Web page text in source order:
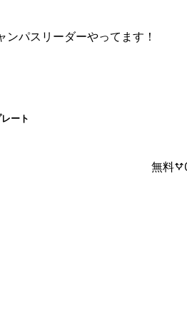
パスリーダーやってます！
ート
無料